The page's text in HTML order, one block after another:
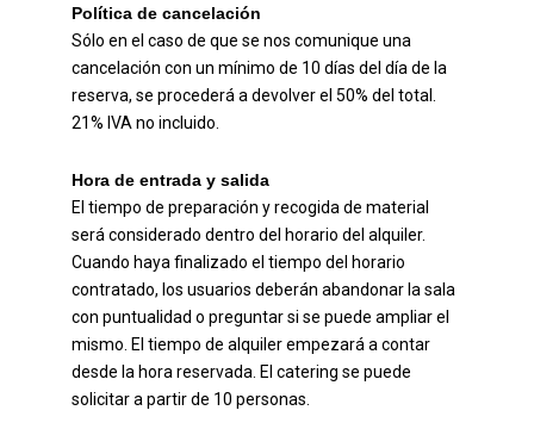
Política de cancelación
Sólo en el caso de que se nos comunique una
cancelación con un mínimo de 10 días del día de la
reserva, se procederá a devolver el 50% del total.
21% IVA no incluido.
Hora de entrada y salida
El tiempo de preparación y recogida de material
será considerado dentro del horario del alquiler.
Cuando haya finalizado el tiempo del horario
contratado, los usuarios deberán abandonar la sala
con puntualidad o preguntar si se puede ampliar el
mismo. El tiempo de alquiler empezará a contar
desde la hora reservada. El catering se puede
solicitar a partir de 10 personas.